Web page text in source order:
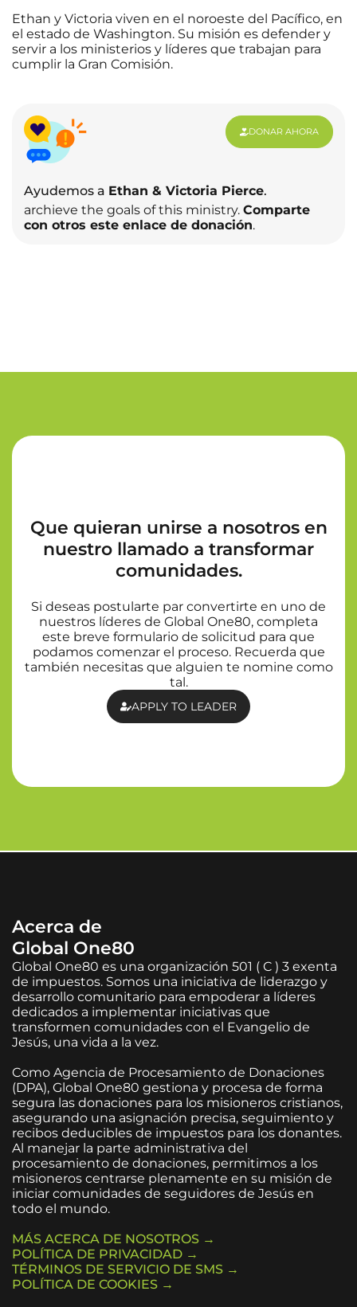
Ayudemos a Ethan & Victoria Pierce.
archieve the goals of this ministry. Comparte
con otros este enlace de donación.
DONAR AHORA
Ethan y Victoria viven en el noroeste del Pacífico, en
el estado de Washington. Su misión es defender y
servir a los ministerios y líderes que trabajan para
cumplir la Gran Comisión.
Que quieran unirse a nosotros en
nuestro llamado a transformar
comunidades.
Si deseas postularte par convertirte en uno de
nuestros líderes de Global One80, completa
este breve formulario de solicitud para que
podamos comenzar el proceso. Recuerda que
también necesitas que alguien te nomine como
tal.
APPLY TO LEADER
Acerca de
Global One80
Global One80 es una organización 501 ( C ) 3 exenta
de impuestos. Somos una iniciativa de liderazgo y
desarrollo comunitario para empoderar a líderes
dedicados a implementar iniciativas que
transformen comunidades con el Evangelio de
Jesús, una vida a la vez.
Como Agencia de Procesamiento de Donaciones
(DPA), Global One80 gestiona y procesa de forma
segura las donaciones para los misioneros cristianos,
asegurando una asignación precisa, seguimiento y
recibos deducibles de impuestos para los donantes.
Al manejar la parte administrativa del
procesamiento de donaciones, permitimos a los
misioneros centrarse plenamente en su misión de
iniciar comunidades de seguidores de Jesús en
todo el mundo.
MÁS ACERCA DE NOSOTROS →
POLÍTICA DE PRIVACIDAD →
TÉRMINOS DE SERVICIO DE SMS →
POLÍTICA DE COOKIES →